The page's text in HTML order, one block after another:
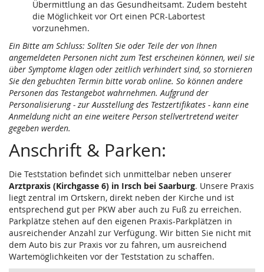
Übermittlung an das Gesundheitsamt. Zudem besteht
die Möglichkeit vor Ort einen PCR-Labortest
vorzunehmen.
Ein Bitte am Schluss: Sollten Sie oder Teile der von Ihnen
angemeldeten Personen nicht zum Test erscheinen können, weil sie
über Symptome klagen oder zeitlich verhindert sind, so stornieren
Sie den gebuchten Termin bitte vorab online. So können andere
Personen das Testangebot wahrnehmen. Aufgrund der
Personalisierung - zur Ausstellung des Testzertifikates - kann eine
Anmeldung nicht an eine weitere Person stellvertretend weiter
gegeben werden.
Anschrift & Parken:
Die Teststation befindet sich unmittelbar neben unserer
Arztpraxis (Kirchgasse 6) in Irsch bei Saarburg. Unsere Praxis
liegt zentral im Ortskern, direkt neben der Kirche und ist
entsprechend gut per PKW aber auch zu Fuß zu erreichen.
Parkplätze stehen auf den eigenen Praxis-Parkplätzen in
ausreichender Anzahl zur Verfügung. Wir bitten Sie nicht mit
dem Auto bis zur Praxis vor zu fahren, um ausreichend
Wartemöglichkeiten vor der Teststation zu schaffen.